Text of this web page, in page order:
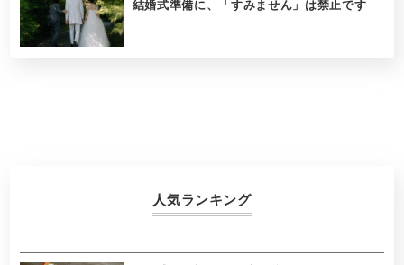
結婚式準備に、「すみません」は禁止です
人気ランキング